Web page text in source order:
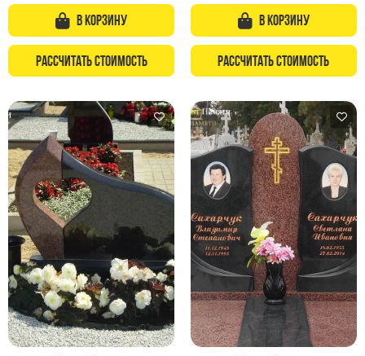
В корзину
Рассчитать стоимость
В корзину
Рассчитать стоимость